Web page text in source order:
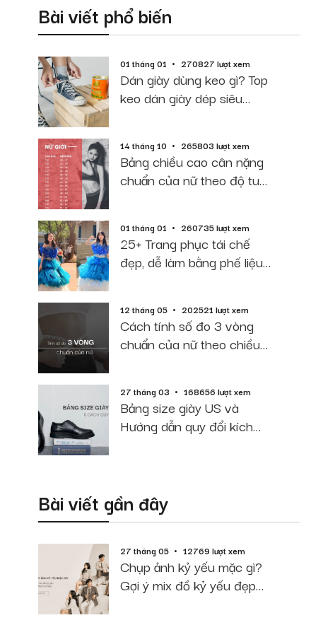
Bài viết phổ biến
01 tháng 01 270827 lượt xem
Dán giày dùng keo gì? Top
keo dán giày dép siêu
14 tháng 10 265803 lượt xem
Bảng chiều cao cân nặng
chuẩn của nữ theo độ tuổi
01 tháng 01 260735 lượt xem
25+ Trang phục tái chế
đẹp, dễ làm bằng phế liệu
12 tháng 05 202521 lượt xem
Cách tính số đo 3 vòng
chuẩn của nữ theo chiều
27 tháng 03 168656 lượt xem
Bảng size giày US và
Hướng dẫn quy đổi kích
Bài viết gần đây
27 tháng 05 12769 lượt xem
Chụp ảnh kỷ yếu mặc gì?
Gợi ý mix đồ kỷ yếu đẹp